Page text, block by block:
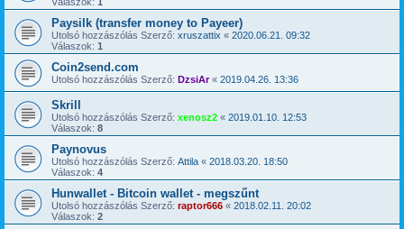
Paysilk (transfer money to Payeer)
Utolsó hozzászólás Szerző: xruszattix « 2020.06.21. 09:32
Válaszok: 1
Coin2send.com
Utolsó hozzászólás Szerző: DzsiAr« 2019.04.26. 13:36
Skrill
Utolsó hozzászólás Szerző: xenosz2 « 2019.01.10. 12:53
Válaszok: 8
Paynovus
Utolsó hozzászólás Szerző: Attila « 2018.03.20. 18:50
Válaszok: 4
Hunwallet - Bitcoin wallet - megszűnt
Utolsó hozzászólás Szerző: raptor666 « 2018.02.11. 20:02
Válaszok: 2